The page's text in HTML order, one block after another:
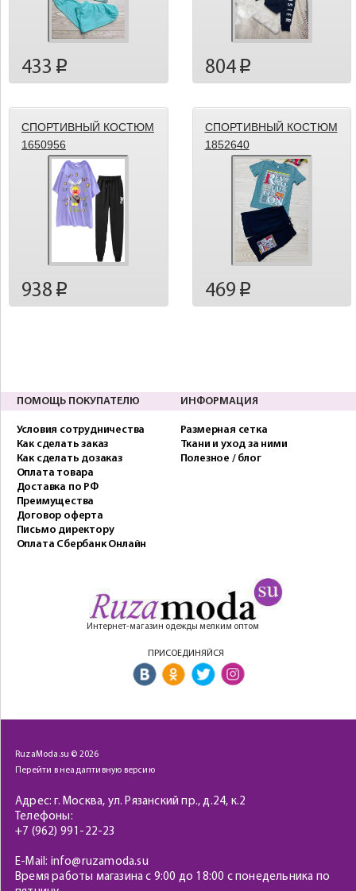
433 p 804p
СПОРТИВНЫЙ КОСТЮМ
1650956
938 p
СПОРТИВНЫЙ КОСТЮМ
1852640
469 p
ПОМОЩЬ ПОКУПАТЕЛЮ
Условия сотрудничества
Как сделать заказ
Как сделать дозаказ
Оплата товара
Доставка по РФ
Преимущества
Договор оферта
Письмо директору
Оплата Сбербанк Онлайн
ИНФОРМАЦИЯ
Размерная сетка
Ткани и уход за ними
Полезное / блог
Интернет-магазин одежды мелким оптом
ПРИСОЕДИНЯЙСЯ
RuzaModa.su © 2026
Перейти в неадаптивную версию
Адрес: г. Москва, ул. Рязанский пр., д.24, к.2
Телефоны:
+7 (962) 991-22-23
E-Mail: info@ruzamoda.su
Время работы магазина с 9:00 до 18:00 с понедельника по